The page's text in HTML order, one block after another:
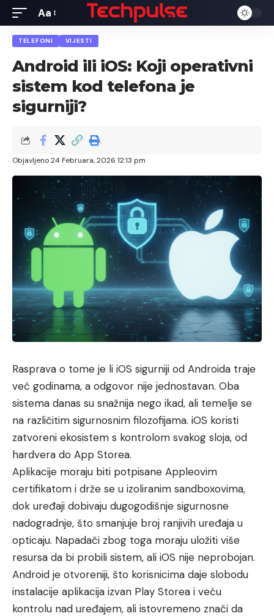
Font
Resizer
Aa
TELEFONI VIJESTI
Android ili iOS: Koji operativni
sistem kod telefona je
sigurniji?
Objavljeno 24 Februara, 2026 12:13 pm
Rasprava o tome je li iOS sigurniji od Androida traje
već godinama, a odgovor nije jednostavan. Oba
sistema danas su snažnija nego ikad, ali temelje se
na različitim sigurnosnim filozofijama. iOS koristi
zatvoreni ekosistem s kontrolom svakog sloja, od
hardvera do App Storea.
Aplikacije moraju biti potpisane Appleovim
certifikatom i drže se u izoliranim sandboxovima,
dok uređaji dobivaju dugogodišnje sigurnosne
nadogradnje, što smanjuje broj ranjivih uređaja u
opticaju. Napadači zbog toga moraju uložiti više
resursa da bi probili sistem, ali iOS nije neprobojan.
Android je otvoreniji, što korisnicima daje slobodu
instalacije aplikacija izvan Play Storea i veću
kontrolu nad uređajem, ali istovremeno znači da